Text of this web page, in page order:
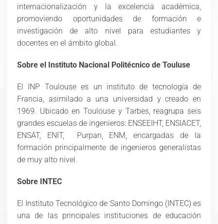
internacionalización y la excelencia académica,
promoviendo oportunidades de formación e
investigación de alto nivel para estudiantes y
docentes en el ámbito global.
Sobre el Instituto Nacional Politécnico de Touluse
El INP Toulouse es un instituto de tecnología de
Francia, asimilado a una universidad y creado en
1969. Ubicado en Toulouse y Tarbes, reagrupa seis
grandes escuelas de ingenieros: ENSEEIHT, ENSIACET,
ENSAT, ENIT, ​ Purpan, ENM, encargadas de la
formación principalmente de ingenieros generalistas
de muy alto nivel.
Sobre INTEC
El Instituto Tecnológico de Santo Domingo (INTEC) es
una de las principales instituciones de educación